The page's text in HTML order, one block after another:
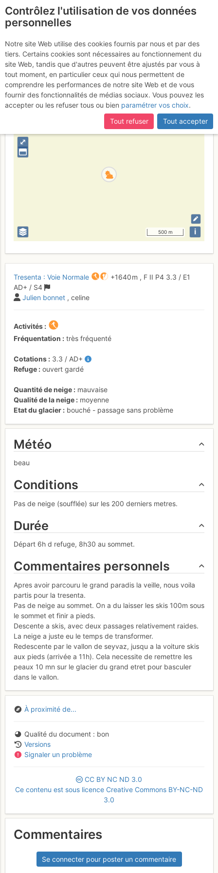
Tresenta : Voie Normale
Lundi 1 mai 2017
Italie Grand Paradis Vallée d'Aoste
⤢
500 m i
Tresenta : Voie Normale +1640 m , F II P4 3.3 / E1
AD+ / S4
Julien bonnet , celine
Activités
Fréquentation
très fréquenté
Cotations 3.3 / AD+
Refuge
ouvert gardé
Quantité de neige
mauvaise
Qualité de la neige
moyenne
Etat du glacier
bouché - passage sans problème
Météo
beau
Conditions
Pas de neige (soufflée) sur les 200 derniers metres.
Durée
Départ 6h d refuge, 8h30 au sommet.
Commentaires personnels
Apres avoir parcouru le grand paradis la veille, nous voila
partis pour la tresenta.
Pas de neige au sommet. On a du laisser les skis 100m sous
le sommet et finir a pieds.
Descente a skis, avec deux passages relativement raides.
La neige a juste eu le temps de transformer.
Redescente par le vallon de seyvaz, jusqu a la voiture skis
aux pieds (arrivée a 11h). Cela necessite de remettre les
peaux 10 mn sur le glacier du grand etret pour basculer
dans le vallon.
À proximité de...
Qualité du document
bon
Versions
Signaler un problème
CC BY NC ND 3.0
Ce contenu est sous licence Creative Commons BY-NC-ND
3.0
Commentaires
Se connecter pour poster un commentaire
Contrôlez l'utilisation de vos données
personnelles
Notre site Web utilise des cookies fournis par nous et par des
tiers. Certains cookies sont nécessaires au fonctionnement du
site Web, tandis que d'autres peuvent être ajustés par vous à
tout moment, en particulier ceux qui nous permettent de
comprendre les performances de notre site Web et de vous
fournir des fonctionnalités de médias sociaux. Vous pouvez les
accepter ou les refuser tous ou bien paramétrer vos choix.
Tout refuser
Tout accepter